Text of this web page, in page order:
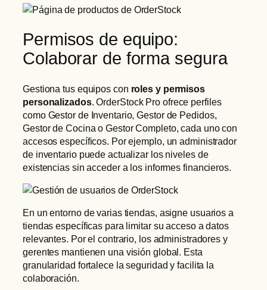
Permisos de equipo:
Colaborar de forma segura
Gestiona tus equipos con roles y permisos
personalizados. OrderStock Pro ofrece perfiles
como Gestor de Inventario, Gestor de Pedidos,
Gestor de Cocina o Gestor Completo, cada uno con
accesos específicos. Por ejemplo, un administrador
de inventario puede actualizar los niveles de
existencias sin acceder a los informes financieros.
En un entorno de varias tiendas, asigne usuarios a
tiendas específicas para limitar su acceso a datos
relevantes. Por el contrario, los administradores y
gerentes mantienen una visión global. Esta
granularidad fortalece la seguridad y facilita la
colaboración.